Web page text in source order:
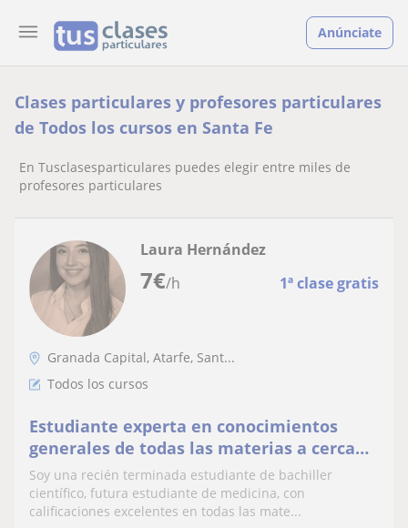
Anúnciate
Clases particulares y profesores particulares
de Todos los cursos en Santa Fe
En Tusclasesparticulares puedes elegir entre miles de
profesores particulares
7€/h 1ª clase gratis
Laura Hernández
Granada Capital, Atarfe, Sant...
Todos los cursos
Estudiante experta en conocimientos
generales de todas las materias a cerca
de varios cursos, desde primaria hasta
bachillerato
Soy una recién terminada estudiante de bachiller
científico, futura estudiante de medicina, con
calificaciones excelentes en todas las mate...